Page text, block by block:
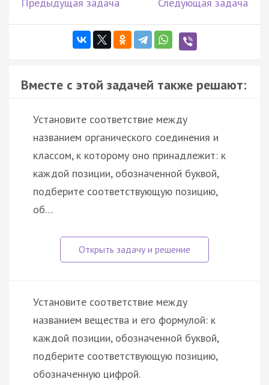
Вместе с этой задачей также решают:
Установите соответствие между
названием органического соединения и
классом, к которому оно принадлежит: к
каждой позиции, обозначенной буквой,
подберите соответствующую позицию,
об…
Установите соответствие между
названием вещества и его формулой: к
каждой позиции, обозначенной буквой,
подберите соответствующую позицию,
обозначенную цифрой.